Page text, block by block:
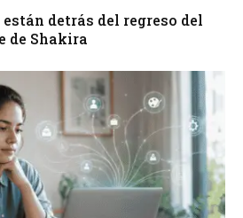
están detrás del regreso del
de Shakira